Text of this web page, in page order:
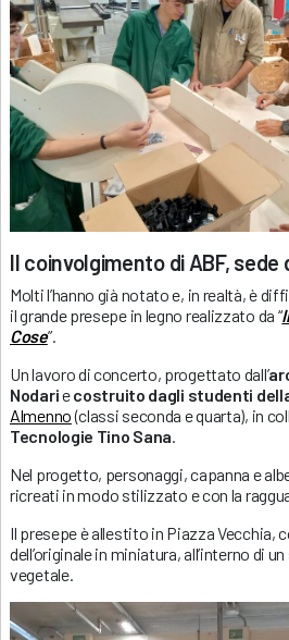
Il coinvolgimento di ABF, sede
Molti l’hanno già notato e, in realtà, è
il grande presepe in legno realizzato da “
Cose”.
Un lavoro di concerto, progettato dall’
Nodariecostruito dagli studenti
Almenno(classi seconda e quarta), in
Tecnologie Tino Sana
Nel progetto, personaggi, capanna e
ricreati in modo stilizzato e con la
Il presepe è allestito in Piazza Vecchia,
dell’originale in miniatura, all’interno di
vegetale.